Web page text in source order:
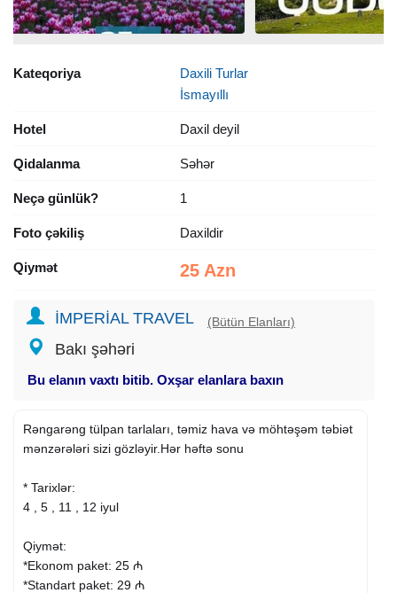
Kateqoriya
Daxili Turlar
İsmayıllı
Hotel Daxil deyil
Qidalanma Səhər
Neçə günlük? 1
Foto çəkiliş Daxildir
Qiymət 25 Azn
İMPERİAL TRAVEL (Bütün Elanları)
Bakı şəhəri
Bu elanın vaxtı bitib. Oxşar elanlara baxın
Rəngarəng tülpan tarlaları, təmiz hava və möhtəşəm təbiət
mənzərələri sizi gözləyir.Hər həftə sonu
* Tarixlər:
4 , 5 , 11 , 12 iyul
Qiymət:
*Ekonom paket: 25 ₼
*Standart paket: 29 ₼